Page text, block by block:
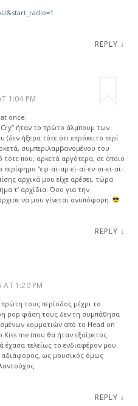
REPLY ↓
1:04 PM
once.
Cry” ήταν το πρώτο άλμπουμ των
ήξερα τότε ότι επρόκειτο περί
συμπεριλαμβανομένου του
που, αρκετά αργότερα, σε όποιο
“εφ-αϊ-αρ-εϊ-αϊ-εν-σι-εϊ-αϊ-
αρχικά μου είχε αρέσει, τώρα
τ’ αρχίδια. Όσο για την
να μου γίνεται ανυπόφορη.
REPLY ↓
AT 1:20 PM
τους περίοδος μέχρι το
pop φάση τους δεν τη συμπάθησα
κομματιών από το Head on
me (που θα ήταν εξαίρετος
έχασα τελείως το ενδιαφέρον μου.
ως μουσικός όμως
REPLY ↓